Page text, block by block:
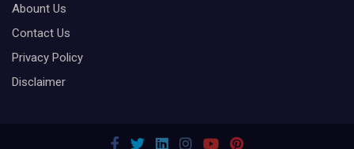
Abount Us
Contact Us
Privacy Policy
Disclaimer